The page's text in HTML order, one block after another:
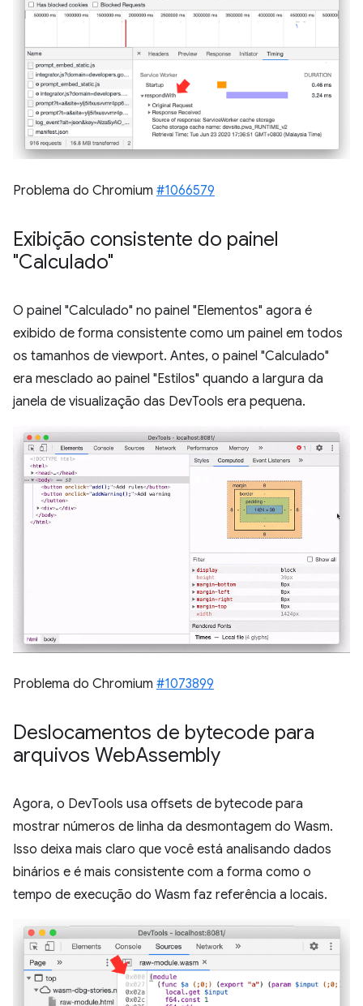
Problema do Chromium #1066579
Exibição consistente do painel
"Calculado"
O painel "Calculado" no painel "Elementos" agora é
exibido de forma consistente como um painel em todos
os tamanhos de viewport. Antes, o painel "Calculado"
era mesclado ao painel "Estilos" quando a largura da
janela de visualização das DevTools era pequena.
Problema do Chromium #1073899
Deslocamentos de bytecode para
arquivos WebAssembly
Agora, o DevTools usa offsets de bytecode para
mostrar números de linha da desmontagem do Wasm.
Isso deixa mais claro que você está analisando dados
binários e é mais consistente com a forma como o
tempo de execução do Wasm faz referência a locais.